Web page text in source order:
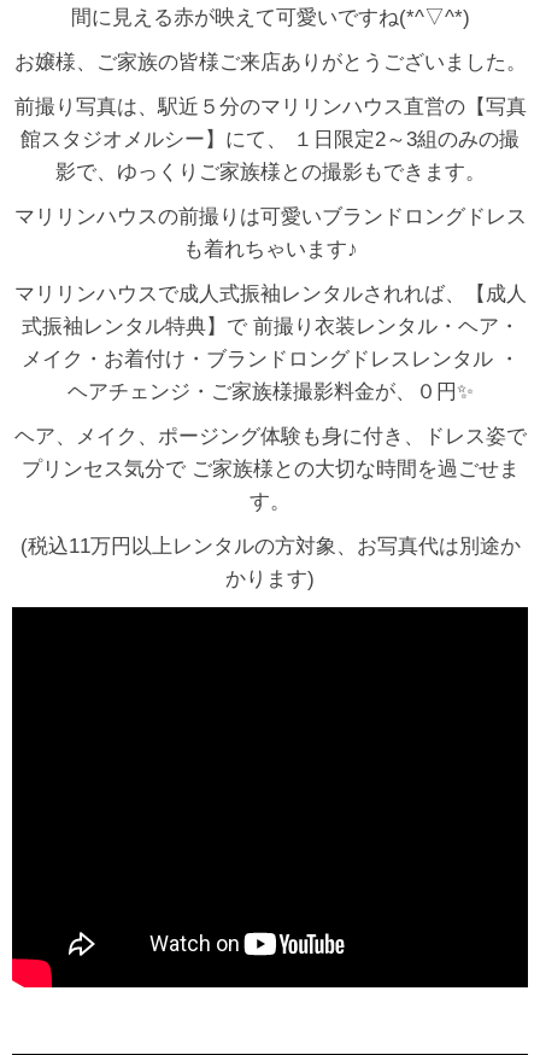
間に見える赤が映えて可愛いですね(*^▽^*)
お嬢様、ご家族の皆様ご来店ありがとうございました。
前撮り写真は、駅近５分のマリリンハウス直営の【写真
館スタジオメルシー】にて、 １日限定2～3組のみの撮
影で、ゆっくりご家族様との撮影もできます。
マリリンハウスの前撮りは可愛いブランドロングドレス
も着れちゃいます♪
マリリンハウスで成人式振袖レンタルされれば、【成人
式振袖レンタル特典】で 前撮り衣装レンタル・ヘア・
メイク・お着付け・ブランドロングドレスレンタル ・
ヘアチェンジ・ご家族様撮影料金が、０円✨
ヘア、メイク、ポージング体験も身に付き、ドレス姿で
プリンセス気分で ご家族様との大切な時間を過ごせま
す。
(税込11万円以上レンタルの方対象、お写真代は別途か
かります)